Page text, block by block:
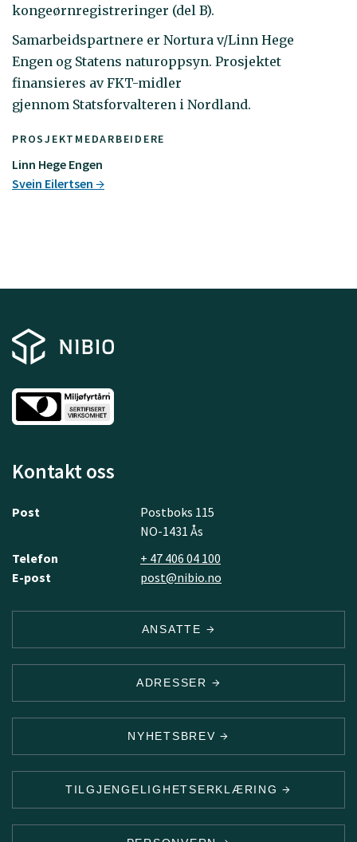
PROSJEKTMEDARBEIDERE
Linn Hege Engen
Svein Eilertsen
kongeørnregistreringer (del B).
Samarbeidspartnere er Nortura v/Linn Hege
Engen og Statens naturoppsyn. Prosjektet
finansieres av FKT-midler
gjennom Statsforvalteren i Nordland.
Kontakt oss
Post
Postboks 115
NO-1431 Ås
Telefon
+ 47 406 04 100
E-post
post@nibio.no
ANSATTE
ADRESSER
NYHETSBREV
TILGJENGELIGHETSERKLÆRING